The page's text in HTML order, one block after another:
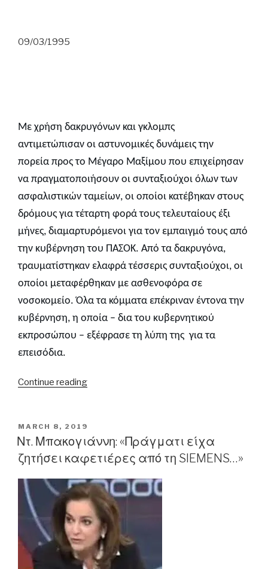
09/03/1995
Με χρήση δακρυγόνων και γκλομπς
αντιμετώπισαν οι αστυνομικές δυνάμεις την
πορεία προς το Μέγαρο Μαξίμου που επιχείρησαν
να πραγματοποιήσουν οι συνταξιούχοι όλων των
ασφαλιστικών ταμείων, οι οποίοι κατέβηκαν στους
δρόμους για τέταρτη φορά τους τελευταίους έξι
μήνες, διαμαρτυρόμενοι για τον εμπαιγμό τους από
την κυβέρνηση του ΠΑΣΟΚ. Από τα δακρυγόνα,
τραυματίστηκαν ελαφρά τέσσερις συνταξιούχοι, οι
οποίοι μεταφέρθηκαν με ασθενοφόρα σε
νοσοκομείο. Όλα τα κόμματα επέκριναν έντονα την
κυβέρνηση, η οποία – δια του κυβερνητικού
εκπροσώπου – εξέφρασε τη λύπη της για τα
επεισόδια.
Continue reading“Τα
τα
”περήφανα
γηρατειά”…”
POSTED
ON
MARCH 8, 2019
Ντ. Μπακογιάννη: «Πράγματι είχα
ζητήσει καφετιέρες από τη SIEMENS…»